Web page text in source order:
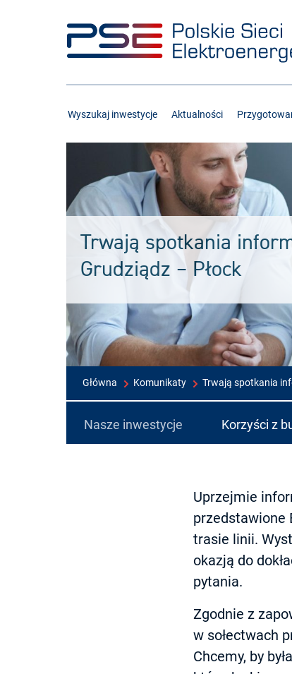
Wyszukaj inwestycje Aktualności
Trwają spotkania
Grudziądz – Płock
Główna Komunikaty Trwają spotkania
Nasze inwestycje Korzyści z
Uprzejmie
przedstawione
trasie linii.
okazją do
pytania.
Zgodnie z
w sołectwach
Chcemy, by